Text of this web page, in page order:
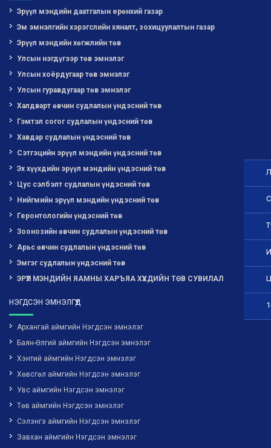
Эрүүл мэндийн даатгалын ерөнхий газар
Эм эмнэлгийн хэрэгслийн хяналт, зохицуулалтын газар
Эрүүл мэндийн хөгжлийн төв
Улсын нэгдүгээр төв эмнэлэг
Улсын хоёрдугаар төв эмнэлэг
Улсын гуравдугаар төв эмнэлэг
Халдварт өвчин судлалын үндэсний төв
Гэмтэл согог судлалын үндэсний төв
Хавдар судлалын үндэсний төв
Сэтгэцийн эрүүл мэндийн үндэсний төв
Эх хүүхдийн эрүүл мэндийн үндэсний төв
Цус сэлбэлт судлалын үндэсний төв
Нийгмийн эрүүл мэндийн үндэсний төв
Геронтологийн үндэсний төв
Зоонозийн өвчин судлалын үндэсний төв
Арьс өвчин судлалын үндэсний төв
Эмгэг судлалын үндэсний төв
ЭРҮҮЛ МЭНДИЙН ЯАМНЫ ХАРЪЯА ХҮҮХДИЙН ТӨВ СУВИЛАЛ
НЭГДСЭН ЭМНЭЛГҮҮД
Архангай аймгийн Нэгдсэн эмнэлэг
Баян-Өлгий аймгийн Нэгдсэн эмнэлэг
Хэнтий аймгийн Нэгдсэн эмнэлэг
Хөвсгөл аймгийн Нэгдсэн эмнэлэг
Увс аймгийн Нэгдсэн эмнэлэг
Төв аймгийн Нэгдсэн эмнэлэг
Сэлэнгэ аймгийн Нэгдсэн эмнэлэг
Завхан аймгийн Нэгдсэн эмнэлэг